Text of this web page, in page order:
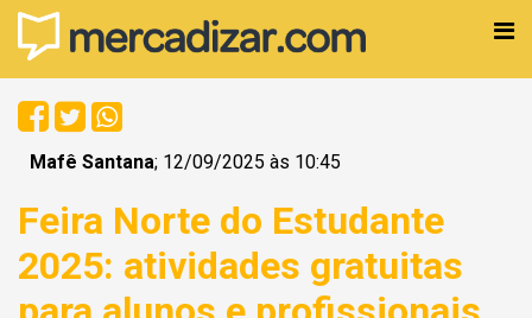
Mafê Santana; 12/09/2025 às 10:45
Feira Norte do Estudante
2025: atividades gratuitas